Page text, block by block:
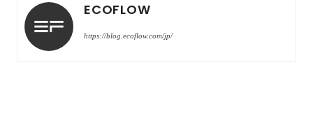
ECOFLOW
https://blog.ecoflow.com/jp/